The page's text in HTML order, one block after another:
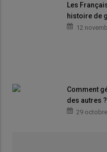
Les
histoire de
12
Comment
des autres ?
29